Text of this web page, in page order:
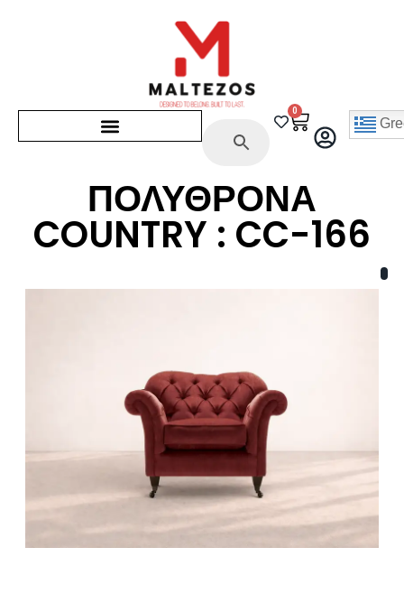
0
ΠΟΛΥΘΡΟΝΑ
COUNTRY : CC-166